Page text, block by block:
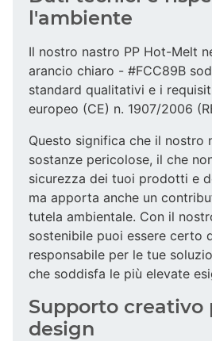
l'ambiente
Il nostro nastro PP Hot-Melt
arancio chiaro - #FCC89B
standard qualitativi e i
europeo (CE) n. 1907/2006
Questo significa che il nostro
sostanze pericolose, il che
sicurezza dei tuoi prodotti e
ma apporta anche un
tutela ambientale. Con il
sostenibile puoi essere certo
responsabile per le tue
che soddisfa le più elevate
Supporto creativo
design